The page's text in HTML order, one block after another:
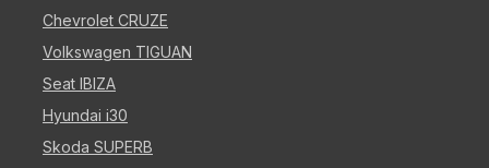
Chevrolet CRUZE
Volkswagen TIGUAN
Seat IBIZA
Hyundai i30
Skoda SUPERB